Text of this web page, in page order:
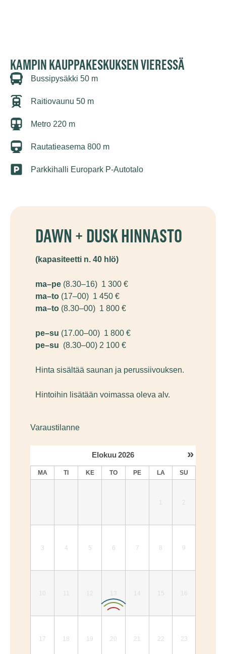
KAMPIN KAUPPAKESKUKSEN VIERESSÄ
Bussipysäkki 50 m
Raitiovaunu 50 m
Metro 220 m
Rautatieasema 800 m
Parkkihalli Europark P-Autotalo
DAWN + DUSK HINNASTO
(kapasiteetti n. 40 hlö)
ma–pe (8.30–16) 1 300 €
ma–to (17–00) 1 450 €
ma–to (8.30–00) 1 800 €
pe–su (17.00–00) 1 800 €
pe–su (8.30–00) 2 100 €
Hinta sisältää saunan ja perussiivouksen.
Hintoihin lisätään voimassa oleva alv.
Varaustilanne
»
Elokuu 2026
MA TI KE TO PE LA SU
1
3 4 5 6 7 8 9
10 11 12 13 14 15 16
17 18 19 20 21 22 23